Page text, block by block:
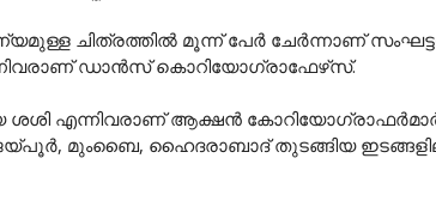
ചിത്രത്തിൽ മൂന്ന് പേർ ചേർന്നാണ്
എന്നിവരാണ് ഡാൻസ് കൊറിയോഗ്രാഫേഴ്‌സ്.
ശശി എന്നിവരാണ് ആക്ഷൻ
മുംബൈ, ഹൈദരാബാദ് തുടങ്ങിയ